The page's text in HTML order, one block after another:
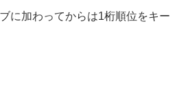
に加わってからは1桁順位をキー